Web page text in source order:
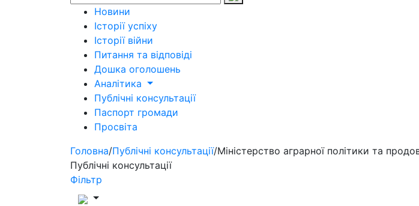
Новини
Історії успіху
Історії війни
Питання та відповіді
Дошка оголошень
Аналітика
Публічні консультації
Паспорт громади
Просвіта
Головна/Публічні консультації/Міністерство аграрної політики та
Публічні консультації
Фільтр